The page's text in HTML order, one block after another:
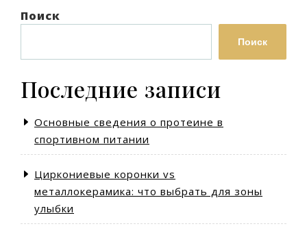
Поиск
Поиск
Последние записи
Основные сведения о протеине в
спортивном питании
Циркониевые коронки vs
металлокерамика: что выбрать для зоны
улыбки